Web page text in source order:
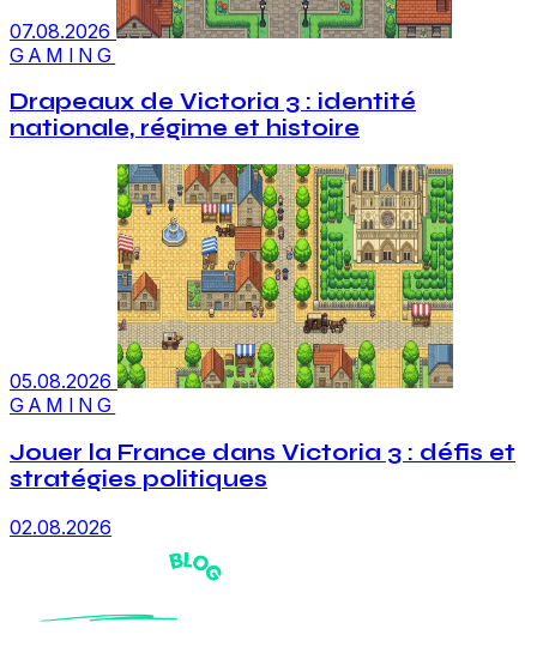
07.08.2026
GAMING
Drapeaux de Victoria 3 : identité
nationale, régime et histoire
05.08.2026
GAMING
Jouer la France dans Victoria 3 : défis et
stratégies politiques
02.08.2026